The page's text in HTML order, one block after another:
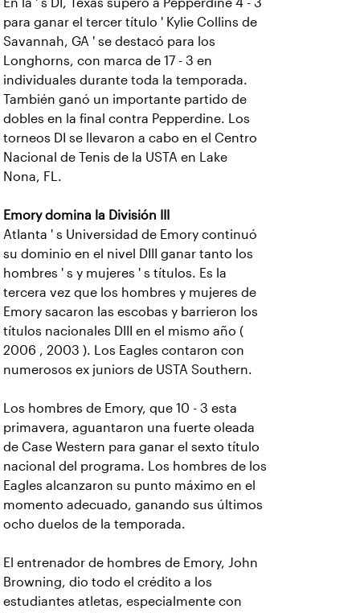
En la ' s DI, Texas superó a Pepperdine 4 - 3
para ganar el tercer título ' Kylie Collins de
Savannah, GA ' se destacó para los
Longhorns, con marca de 17 - 3 en
individuales durante toda la temporada.
También ganó un importante partido de
dobles en la final contra Pepperdine. Los
torneos DI se llevaron a cabo en el Centro
Nacional de Tenis de la USTA en Lake
Nona, FL.
Emory domina la División III
Atlanta ' s Universidad de Emory continuó
su dominio en el nivel DIII ganar tanto los
hombres ' s y mujeres ' s títulos. Es la
tercera vez que los hombres y mujeres de
Emory sacaron las escobas y barrieron los
títulos nacionales DIII en el mismo año (
2006 , 2003 ). Los Eagles contaron con
numerosos ex juniors de USTA Southern.
Los hombres de Emory, que 10 - 3 esta
primavera, aguantaron una fuerte oleada
de Case Western para ganar el sexto título
nacional del programa. Los hombres de los
Eagles alcanzaron su punto máximo en el
momento adecuado, ganando sus últimos
ocho duelos de la temporada.
El entrenador de hombres de Emory, John
Browning, dio todo el crédito a los
estudiantes atletas, especialmente con